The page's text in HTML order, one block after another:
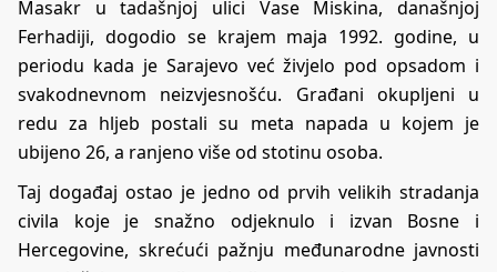
Masakr u tadašnjoj ulici Vase Miskina, današnjoj
Ferhadiji, dogodio se krajem maja 1992. godine, u
periodu kada je Sarajevo već živjelo pod opsadom i
svakodnevnom neizvjesnošću. Građani okupljeni u
redu za hljeb postali su meta napada u kojem je
ubijeno 26, a ranjeno više od stotinu osoba.
Taj događaj ostao je jedno od prvih velikih stradanja
civila koje je snažno odjeknulo i izvan Bosne i
Hercegovine, skrećući pažnju međunarodne javnosti